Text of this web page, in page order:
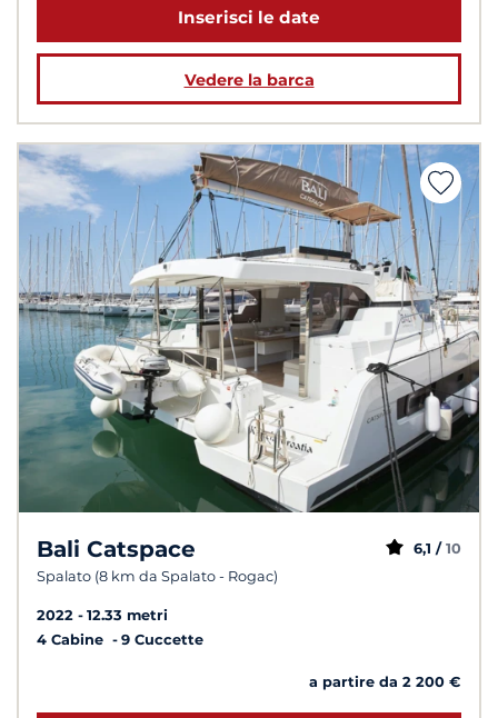
Inserisci le date
Vedere la barca
Bali Catspace
Spalato (8 km da Spalato - Rogac)
6,1 / 10
2022
12.33 metri
4 Cabine
9 Cuccette
a partire da 2 200 €